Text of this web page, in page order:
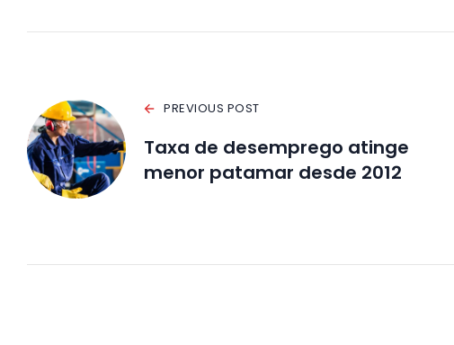
PREVIOUS POST
Taxa de desemprego atinge
menor patamar desde 2012